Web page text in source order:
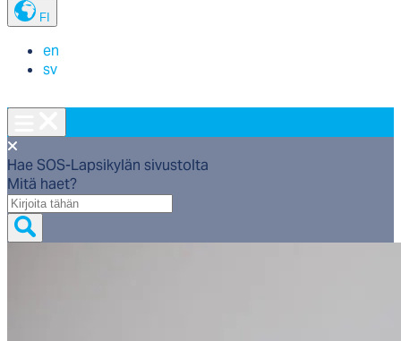
FI
en
sv
Hae SOS-Lapsikylän sivustolta
Mitä haet?
Mitä
haet?